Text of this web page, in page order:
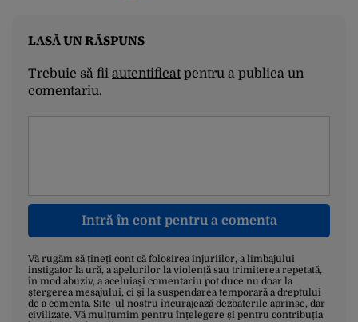
LASĂ UN RĂSPUNS
Trebuie să fii autentificatpentru a publica un
comentariu.
Intră în cont pentru a comenta
Vă rugăm să țineți cont că folosirea injuriilor, a limbajului
instigator la ură, a apelurilor la violență sau trimiterea repetată,
în mod abuziv, a aceluiași comentariu pot duce nu doar la
ștergerea mesajului, ci și la suspendarea temporară a dreptului
de a comenta. Site-ul nostru încurajează dezbaterile aprinse, dar
civilizate. Vă mulțumim pentru înțelegere și pentru contribuția